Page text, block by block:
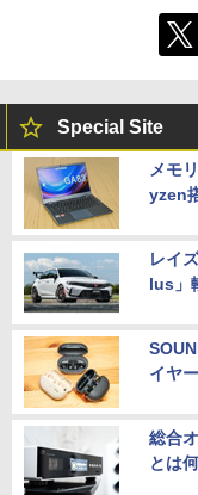
Special Site
メモ
yzen
レイ
lus」
イヤ
総合
とは